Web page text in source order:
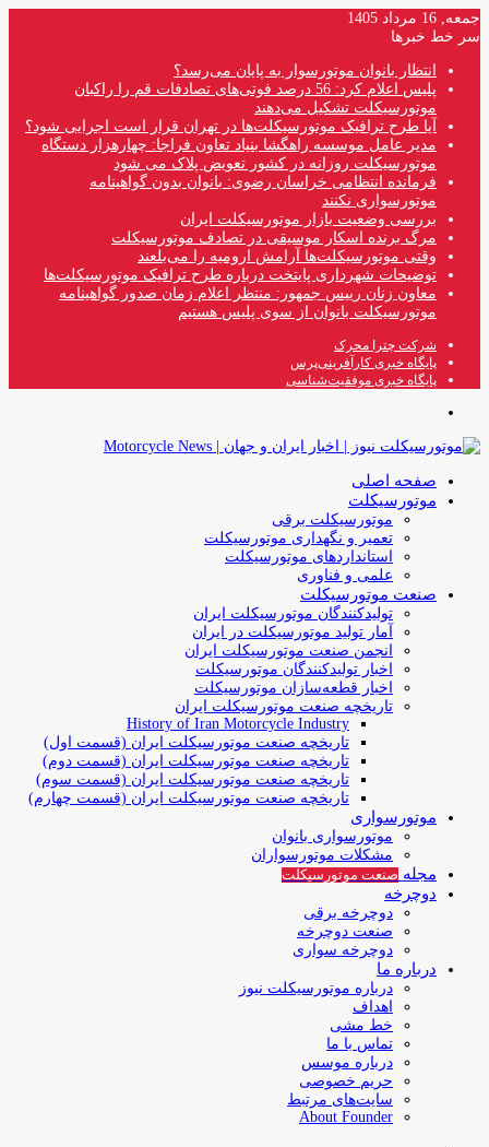
جمعه, 16 مرداد 1405
سر خط خبرها
انتظار بانوان موتورسوار به پایان می‌رسد؟
پلیس اعلام کرد: 56 درصد فوتی‌های تصادفات قم را راکبان
موتورسیکلت تشکیل می‌دهند
آیا طرح ترافیک موتورسیکلت‌ها در تهران قرار است اجرایی شود؟
مدیر عامل موسسه راهگشا بنیاد تعاون فراجا: چهارهزار دستگاه
موتورسیکلت روزانه در کشور تعویض پلاک می شود
فرمانده انتظامی خراسان رضوی: بانوان بدون گواهینامه
موتورسواری نکنند
بررسی وضعیت بازار موتورسیکلت ایران
مرگ برنده اسکار موسیقی در تصادف موتورسیکلت
وقتی موتورسیکلت‌ها آرامش ارومیه را می‌بلعند
توضیحات شهرداری پایتخت درباره طرح ترافیک موتورسیکلت‌ها
معاون زنان رییس جمهور: منتظر اعلام زمان صدور گواهینامه
موتورسیکلت بانوان از سوی پلیس هستیم
شرکت چترا محرک
پایگاه خبری کارآفرینی‌پرس
پایگاه خبری موفقیت‌شناسی
صفحه اصلی
موتورسیکلت
موتورسیکلت برقی
تعمیر و نگهداری موتورسیکلت
استانداردهای موتورسیکلت
علمی و فناوری
صنعت موتورسیکلت
تولیدکنندگان موتورسیکلت ایران
آمار تولید موتورسیکلت در ایران
انجمن صنعت موتورسیکلت ایران
اخبار تولیدکنندگان موتورسیکلت
اخبار قطعه‌سازان موتورسیکلت
تاریخچه صنعت موتورسیکلت ایران
History of Iran Motorcycle Industry
تاریخچه صنعت موتورسیکلت ایران (قسمت اول)
تاریخچه صنعت موتورسیکلت ایران (قسمت دوم)
تاریخچه صنعت موتورسیکلت ایران (قسمت سوم)
تاریخچه صنعت موتورسیکلت ایران (قسمت چهارم)
موتورسواری
موتورسواری بانوان
مشکلات موتورسواران
مجله صنعت موتورسیکلت
دوچرخه
دوچرخه برقی
صنعت دوچرخه
دوچرخه سواری
درباره ما
درباره موتورسیکلت نیوز
اهداف
خط مشی
تماس با ما
درباره موسس
حریم خصوصی
سایت‌های مرتبط
About Founder